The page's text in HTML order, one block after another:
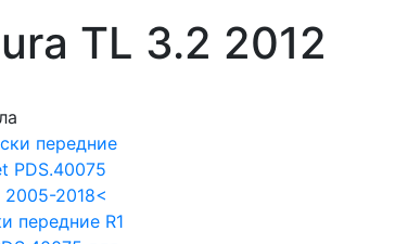
TL 3.2 2012
передние R1